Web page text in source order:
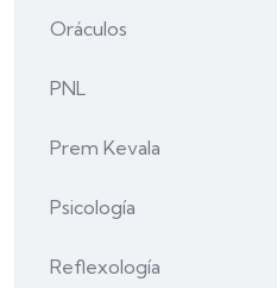
Oráculos
PNL
Prem Kevala
Psicología
Reflexología